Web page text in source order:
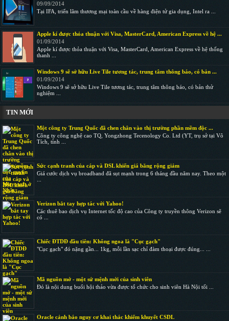
09/09/2014
Tại IFA, triển lãm thương mại toàn cầu về hàng điện tử gia dụng, Intel ra ...
Apple kí được thỏa thuận với Visa, MasterCard, American Express về hệ ...
01/09/2014
Apple kí được thỏa thuận với Visa, MasterCard, American Express về hệ thống
thanh ...
Windows 9 sẽ sở hữu Live Tile tương tác, trung tâm thông báo, có bản ...
01/09/2014
Windows 9 sẽ sở hữu Live Tile tương tác, trung tâm thông báo, có bản thử
nghiệm ...
TIN MỚI
Một công ty Trung Quốc đã chen chân vào thị trường phần mềm độc ...
Công ty công nghệ cao TQ, Yongzhong Tecenology Co. Ltd (YT, trụ sở tại Vô
Tích, tỉnh ...
Sức cạnh tranh của cáp và DSL khiến giá băng rộng giảm
Giá cước dịch vụ broadband đã sụt mạnh trong 6 tháng đầu năm nay. Theo một
Verizon bắt tay hợp tác với Yahoo!
Các thuê bao dịch vụ Internet tốc độ cao của Công ty truyền thông Verizon sẽ
có ...
Chiếc ĐTDĐ đầu tiên: Không ngoa là "Cục gạch"
"Cục gạch" đó nặng gần... 1kg, mỗi lần sạc chỉ đàm thoại được đúng... ...
Mã nguồn mở - một sứ mệnh mới của sinh viên
Đó là nội dung buổi hội thảo vừa được tổ chức cho sinh viên Hà Nội tối ...
Oracle cảnh báo nguy cơ khai thác khiếm khuyết CSDL